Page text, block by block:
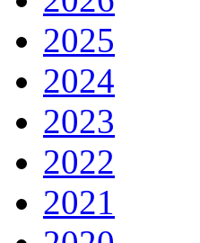
2025
2024
2023
2022
2021